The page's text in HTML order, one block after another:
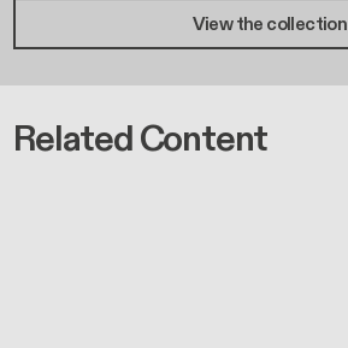
View the collection
Related Content